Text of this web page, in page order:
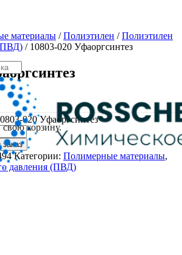
корзину.
материалы /Полиэтилен /Полиэтилен
/ 10803-020 Уфаоргсинтез
020 Уфаоргсинтез
Категории: Полимерные материалы,
давления (ПВД)